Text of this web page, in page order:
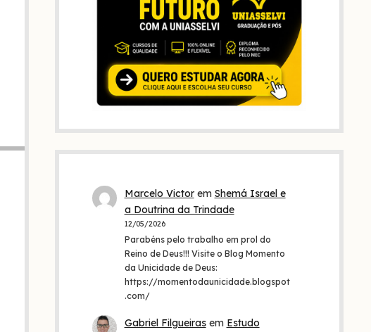
Marcelo Victorem Shemá Israel e
a Doutrina da Trindade
12/05/2026
Parabéns pelo trabalho em prol do
Reino de Deus!!! Visite o Blog Momento
da Unicidade de Deus:
https://momentodaunicidade.blogspot
.com/
Gabriel Filgueirasem Estudo